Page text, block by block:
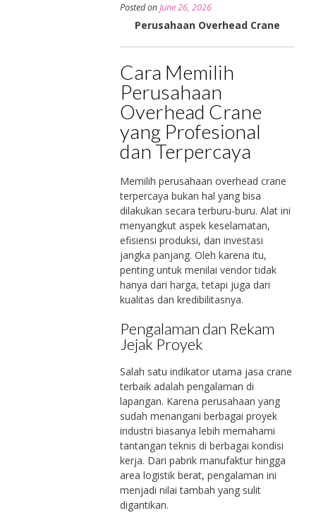
Posted onJune 26, 2026
Perusahaan Overhead Crane
Cara Memilih
Perusahaan
Overhead Crane
yang Profesional
dan Terpercaya
Memilih perusahaan overhead crane
terpercaya bukan hal yang bisa
dilakukan secara terburu-buru. Alat ini
menyangkut aspek keselamatan,
efisiensi produksi, dan investasi
jangka panjang. Oleh karena itu,
penting untuk menilai vendor tidak
hanya dari harga, tetapi juga dari
kualitas dan kredibilitasnya.
Pengalaman dan Rekam
Jejak Proyek
Salah satu indikator utama jasa crane
terbaik adalah pengalaman di
lapangan. Karena perusahaan yang
sudah menangani berbagai proyek
industri biasanya lebih memahami
tantangan teknis di berbagai kondisi
kerja. Dari pabrik manufaktur hingga
area logistik berat, pengalaman ini
menjadi nilai tambah yang sulit
digantikan.